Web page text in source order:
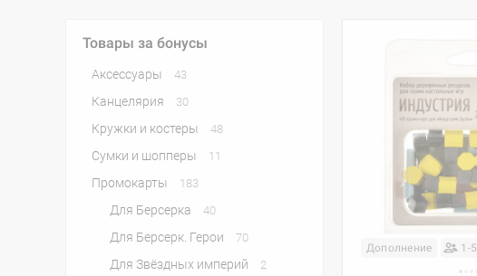
Товары за бонусы
Аксессуары 43
Канцелярия 30
Кружки и костеры 48
Сумки и шопперы 11
Промокарты 183
Для Берсерка 40
Для Берсерк. Герои 70
Для Звёздных империй 2
Дополнение 1-5